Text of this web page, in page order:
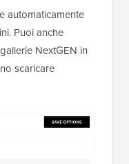
automaticamente
Puoi anche
NextGEN in
scaricare